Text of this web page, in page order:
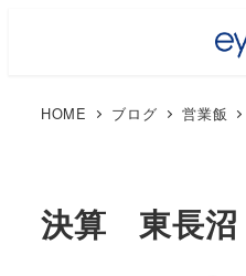
HOME ブログ 営業飯
決算 東長沼